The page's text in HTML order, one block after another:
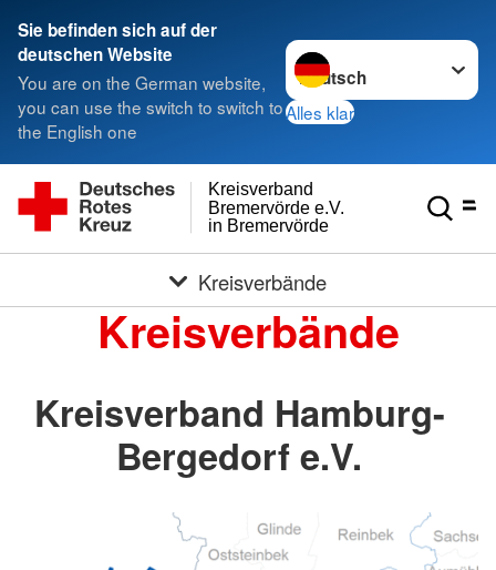
Sie befinden sich auf der
deutschen Website
You are on the German website,
you can use the switch to switch to
the English one
Sprache wechseln zu
Alles klar
in Bremervörde
Bremervörde e.V.
Kreisverband
Kreisverbände
Kreisverbände
Kreisverband Hamburg-
Bergedorf e.V.